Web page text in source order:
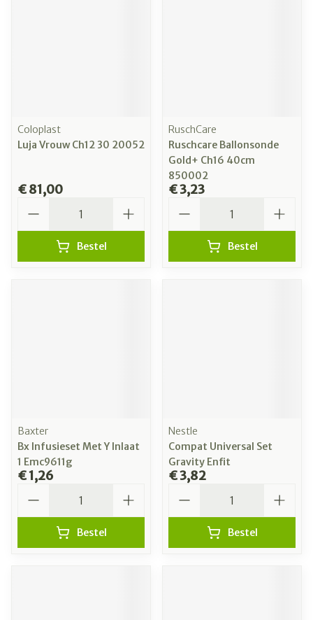
Coloplast
Luja Vrouw Ch12 30 20052
€ 81,00
Bestel
RuschCare
Ruschcare Ballonsonde
Gold+ Ch16 40cm
850002
€ 3,23
Bestel
Baxter
Bx Infusieset Met Y Inlaat
1 Emc9611g
€ 1,26
Bestel
Nestle
Compat Universal Set
Gravity Enfit
€ 3,82
Bestel